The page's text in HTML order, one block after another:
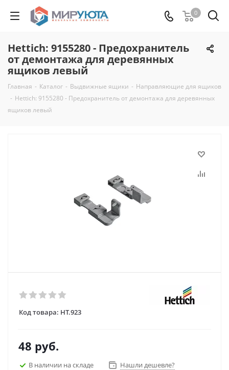
0
Hettich: 9155280 - Предохранитель
от демонтажа для деревянных
ящиков левый
Главная - Каталог - Выдвижные ящики - Направляющие для ящиков
- Hettich: 9155280 - Предохранитель от демонтажа для деревянных
ящиков левый
Код товара: HT.923
48 руб.
В наличии на складе Нашли дешевле?